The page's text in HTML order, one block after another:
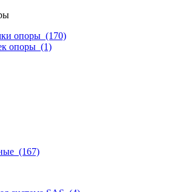
опоры (170)
опоры (1)
(167)